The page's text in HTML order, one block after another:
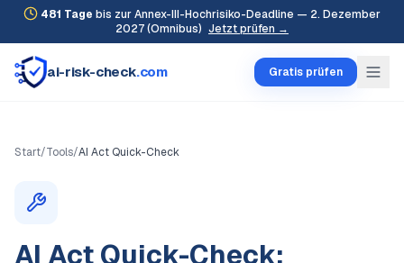
481 Tage bis zur Annex-III-Hochrisiko-Deadline — 2. Dezember
2027 (Omnibus) Jetzt prüfen →
ai-risk-check.com Gratis prüfen
Start/Tools/AI Act Quick-Check
AI Act Quick-Check: